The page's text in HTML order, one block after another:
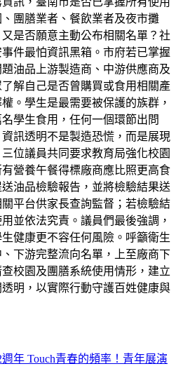
團膳業者、餐飲業者及夜市攤
是否願意主動公布相關名單？社
件最怕資訊黑箱。市府若已掌握
油品上游製造商、中游供應商及
解自己是否曾購買或食用相關產
。學生是最需要被保護的族群，
學生食用，任何一個環節出問
訊透明不是製造恐慌，而是展現
位議員共同要求教育局強化校園
營養午餐得標廠商應比照更高食
油品檢驗報告，並將檢驗結果送
平台供家長查詢監督；若檢驗結
並依法究責。議員們最後強調，
健康更不容任何風險。呼籲衛生
下游完整流向名單，上至廠商下
校園及團膳系統使用情形，建立
明，以實際行動守護百姓健康與
年 Touch青春的頻率！青年展演